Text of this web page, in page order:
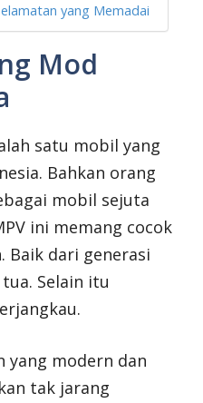
yang Memadai
Mod
satu mobil yang
Bahkan orang
mobil sejuta
ini memang cocok
Baik dari generasi
Selain itu
yang modern dan
tak jarang